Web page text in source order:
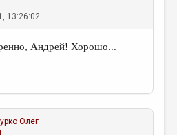
13:26:02
Андрей! Хорошо...
Олег